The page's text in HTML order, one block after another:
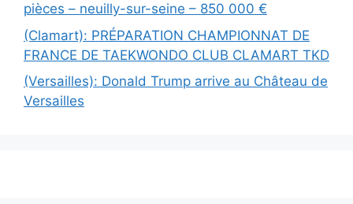
pièces – neuilly-sur-seine – 850 000 €
(Clamart): PRÉPARATION CHAMPIONNAT DE
FRANCE DE TAEKWONDO CLUB CLAMART TKD
(Versailles): Donald Trump arrive au Château de
Versailles